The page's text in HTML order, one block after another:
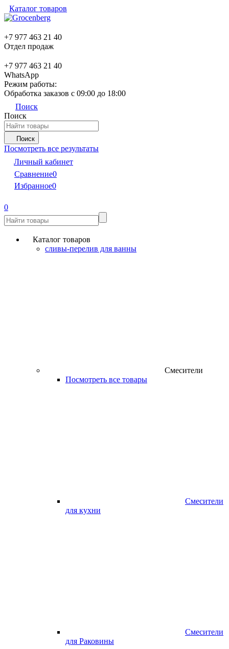
Каталог товаров
+7 977 463 21 40
Отдел продаж
+7 977 463 21 40
WhatsApp
Режим работы:
Обработка заказов с 09:00 до 18:00
Поиск
Поиск
Поиск
Посмотреть все результаты
Личный кабинет
Сравнение0
Избранное0
0
Каталог товаров
сливы-перелив для ванны
Смесители
Посмотреть все товары
Смесители
для кухни
Смесители
для Раковины